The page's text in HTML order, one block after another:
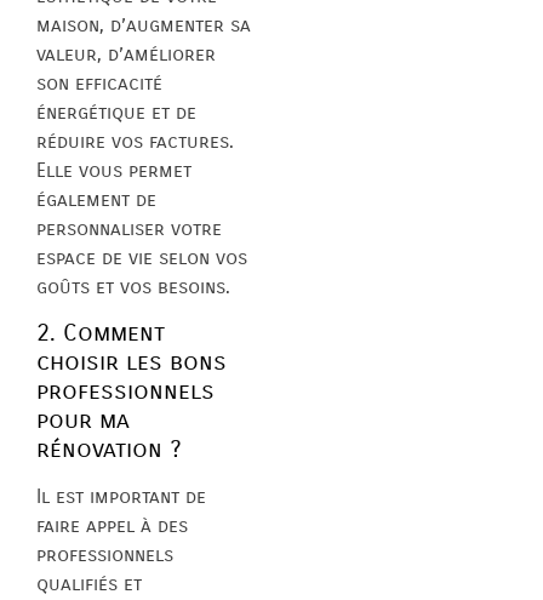
maison, d’augmenter sa
valeur, d’améliorer
son efficacité
énergétique et de
réduire vos factures.
Elle vous permet
également de
personnaliser votre
espace de vie selon vos
goûts et vos besoins.
2. Comment
choisir les bons
professionnels
pour ma
rénovation ?
Il est important de
faire appel à des
professionnels
qualifiés et